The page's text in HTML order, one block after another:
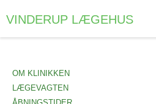
VINDERUP LÆGEHUS
OM KLINIKKEN
LÆGEVAGTEN